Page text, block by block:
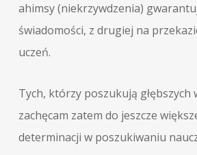
ahimsy (niekrzywdzenia)
świadomości, z drugiej na
uczeń.
Tych, którzy poszukują głębszych
zachęcam zatem do jeszcze
determinacji w poszukiwaniu